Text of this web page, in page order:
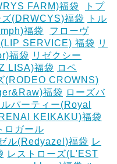
FARM)福袋
トプ
ズ(DRWCYS)福袋
トル
福袋
フローヴ
SERVICE) 福袋 リ
福袋 リゼクシー
LISA)福袋 ロペ
(RODEO CROWNS)
福袋 ローズバ
パーティー(Royal
KEIKAKU)福袋
ロガール
ル(Redyazel)福袋 レ
レストローズ(L'EST